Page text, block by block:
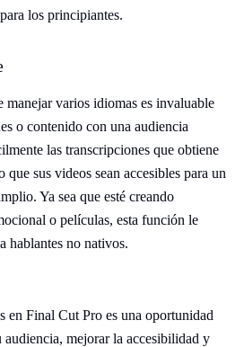
los principiantes.
manejar varios idiomas es invaluable
o contenido con una audiencia
las transcripciones que obtiene
sus videos sean accesibles para un
Ya sea que esté creando
o películas, esta función le
hablantes no nativos.
en Final Cut Pro es una oportunidad
audiencia, mejorar la accesibilidad y